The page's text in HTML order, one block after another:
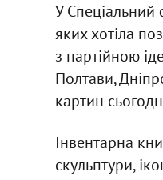
У
яких хотіла
з партійною
Полтави,
картин
Інвентарна
скульптури,